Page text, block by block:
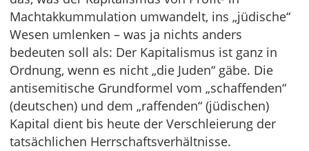
Machtakkummulation umwandelt, ins „jüdische“
Wesen umlenken – was ja nichts anders
bedeuten soll als: Der Kapitalismus ist ganz in
Ordnung, wenn es nicht „die Juden“ gäbe. Die
antisemitische Grundformel vom „schaffenden“
(deutschen) und dem „raffenden“ (jüdischen)
Kapital dient bis heute der Verschleierung der
tatsächlichen Herrschaftsverhältnisse.